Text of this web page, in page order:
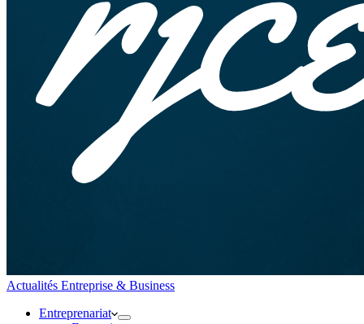
Actualités Entreprise & Business
Entreprenariat